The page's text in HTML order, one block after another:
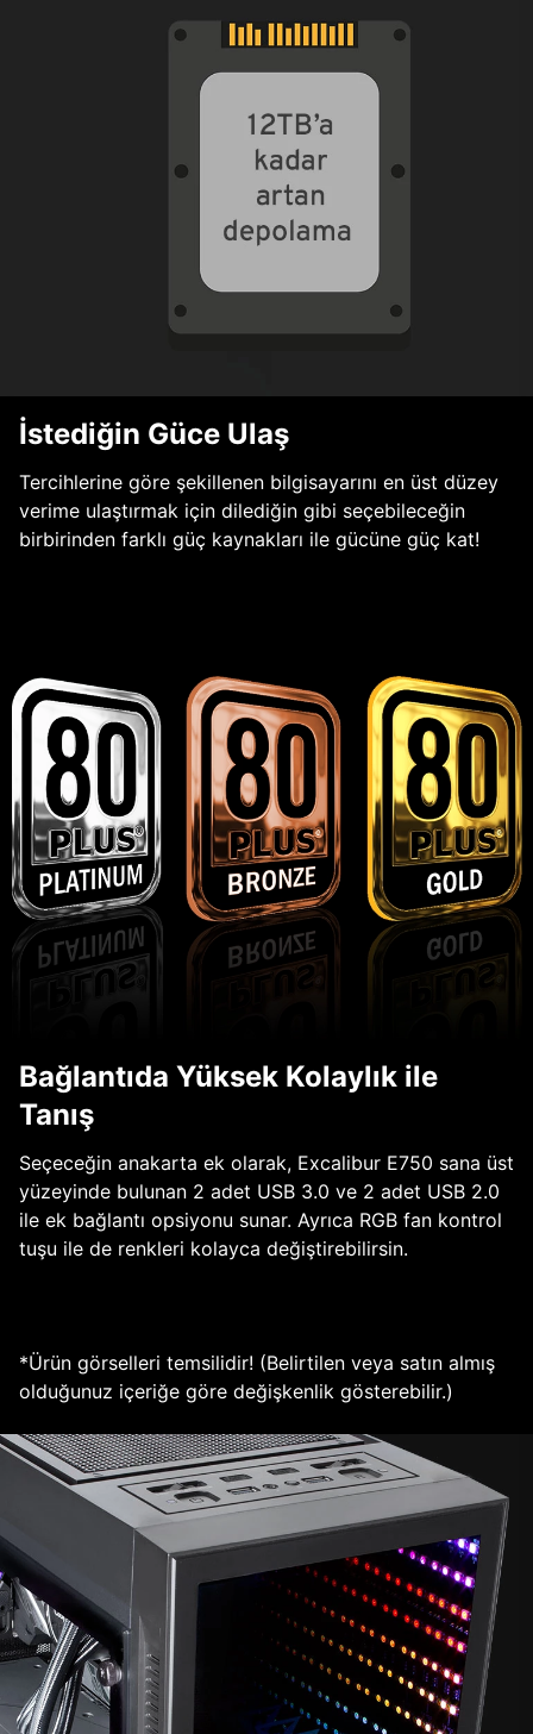
İstediğin Güce Ulaş
Tercihlerine göre şekillenen bilgisayarını en üst düzey
verime ulaştırmak için dilediğin gibi seçebileceğin
birbirinden farklı güç kaynakları ile gücüne güç kat!
Bağlantıda Yüksek Kolaylık ile
Tanış
Seçeceğin anakarta ek olarak, Excalibur E750 sana üst
yüzeyinde bulunan 2 adet USB 3.0 ve 2 adet USB 2.0
ile ek bağlantı opsiyonu sunar. Ayrıca RGB fan kontrol
tuşu ile de renkleri kolayca değiştirebilirsin.
*Ürün görselleri temsilidir! (Belirtilen veya satın almış
olduğunuz içeriğe göre değişkenlik gösterebilir.)